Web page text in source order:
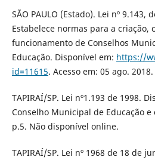
SÃO PAULO (Estado). Lei nº 9.143,
Estabelece normas para a criação,
funcionamento de Conselhos
Educação. Disponível em: https://
id=11615. Acesso em: 05 ago. 2018.
TAPIRAÍ/SP. Lei nº1.193 de 1998.
Conselho Municipal de Educação
p.5. Não disponível online.
TAPIRAÍ/SP. Lei nº 1968 de 18 de